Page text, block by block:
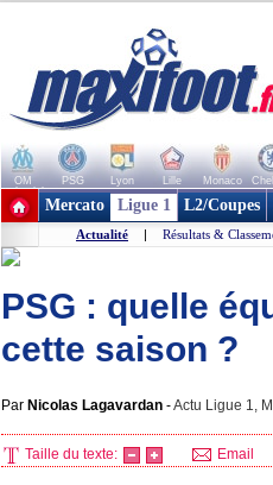
OM PSG Lyon Lille Monaco
+ de clubs
Mercato Ligue 1 L2/Coupes
Actualité | Résultats &
PSG : quelle
cette saison ?
Par Nicolas Lagavardan -Actu Ligue 1,
Taille du texte: Email